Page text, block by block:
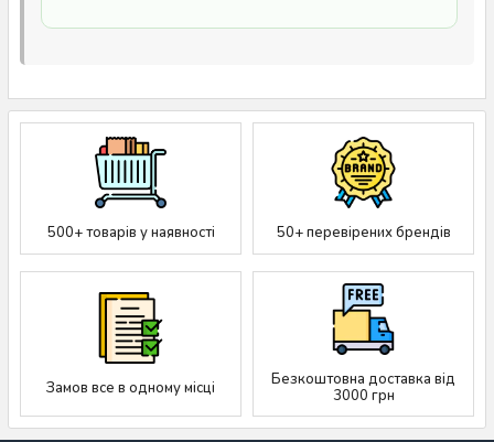
500+ товарів у наявності 50+ перевірених брендів
Замов все в одному місці
Безкоштовна доставка від
3000 грн